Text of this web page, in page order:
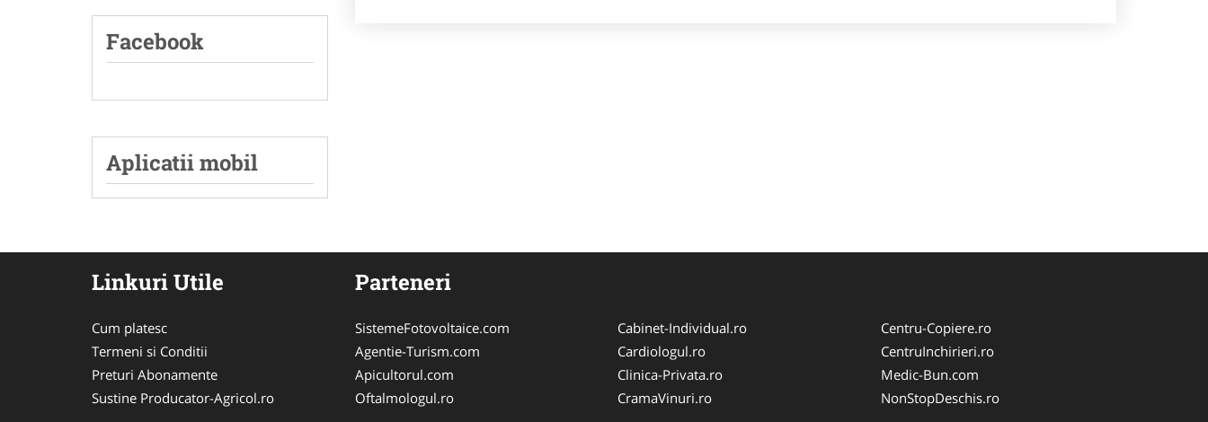
Facebook
Aplicatii mobil
Linkuri Utile
Cum platesc
Termeni si Conditii
Preturi Abonamente
Sustine Producator-Agricol.ro
Parteneri
SistemeFotovoltaice.com
Agentie-Turism.com
Apicultorul.com
Oftalmologul.ro
Cabinet-Individual.ro
Cardiologul.ro
Clinica-Privata.ro
CramaVinuri.ro
Centru-Copiere.ro
CentruInchirieri.ro
Medic-Bun.com
NonStopDeschis.ro